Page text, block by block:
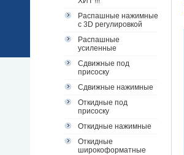
Распашные нажимные
с 3D регулировкой
Распашные
усиленные
Сдвижные под
присоску
Сдвижные нажимные
Откидные под
присоску
Откидные нажимные
Откидные
широкоформатные